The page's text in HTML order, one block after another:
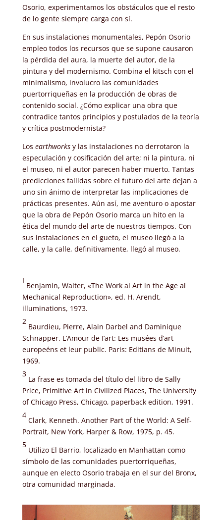
Osorio, experimentamos los obstáculos que el resto
de lo gente siempre carga con sí.
En sus instalaciones monumentales, Pepón Osorio
empleo todos los recursos que se supone causaron
la pérdida del aura, la muerte del autor, de la
pintura y del modernismo. Combina el kitsch con el
minimalismo, involucro las comunidades
puertorriqueñas en la producción de obras de
contenido social. ¿Cómo explicar una obra que
contradice tantos principios y postulados de la teoría
y crítica postmodernista?
Los earthworksy las instalaciones no derrotaron la
especulación y cosificación del arte; ni la pintura, ni
el museo, ni el autor parecen haber muerto. Tantas
predicciones fallidas sobre el futuro del arte dejan a
uno sin ánimo de interpretar las implicaciones de
prácticas presentes. Aún así, me aventuro o apostar
que la obra de Pepón Osorio marca un hito en la
ética del mundo del arte de nuestros tiempos. Con
sus instalaciones en el gueto, el museo llegó a la
calle, y la calle, definitivamente, llegó al museo.
I
Benjamin, Walter, «The Work al Art in the Age al
Mechanical Reproduction», ed. H. Arendt,
illuminations, 1973.
2
Baurdieu, Pierre, Alain Darbel and Daminique
Schnapper. L’Amour de I’art: Les musées d’art
europeéns et leur public. Paris: Editians de Minuit,
1969.
3
La frase es tomada del título del libro de Sally
Price, Primitive Art in Civilized Places, The University
of Chicago Press, Chicago, paperback edition, 1991.
4
Clark, Kenneth. Another Part of the World: A Self-
Portrait, New York, Harper & Row, 1975, p. 45.
5
Utilizo El Barrio, localizado en Manhattan como
símbolo de las comunidades puertorriqueñas,
aunque en electo Osorio trabaja en el sur del Bronx,
otra comunidad marginada.